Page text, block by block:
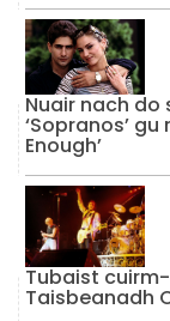
Nuair nach
‘Sopranos’
Enough’
Tubaist
Taisbeanadh